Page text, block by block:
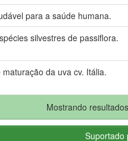
para a saúde humana.
silvestres de passiflora.
da uva cv. Itália.
Mostrando
Suportado